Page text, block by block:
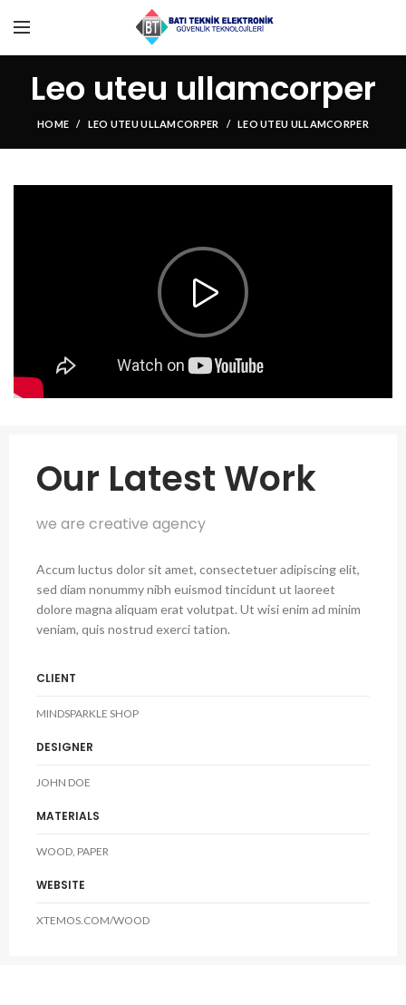
Leo uteu ullamcorper
HOME LEO UTEU ULLAMCORPER LEO UTEU ULLAMCORPER
Our Latest Work
we are creative agency
Accum luctus dolor sit amet, consectetuer adipiscing elit,
sed diam nonummy nibh euismod tincidunt ut laoreet
dolore magna aliquam erat volutpat. Ut wisi enim ad minim
veniam, quis nostrud exerci tation.
CLIENT
MINDSPARKLE SHOP
DESIGNER
JOHN DOE
MATERIALS
WOOD, PAPER
WEBSITE
XTEMOS.COM/WOOD